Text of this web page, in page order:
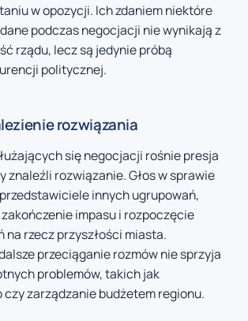
w opozycji. Ich zdaniem niektóre
podczas negocjacji nie wynikają z
rządu, lecz są jedynie próbą
politycznej.
rozwiązania
się negocjacji rośnie presja
znaleźli rozwiązanie. Głos w sprawie
innych ugrupowań,
impasu i rozpoczęcie
na rzecz przyszłości miasta.
przeciąganie rozmów nie sprzyja
problemów, takich jak
zarządzanie budżetem regionu.